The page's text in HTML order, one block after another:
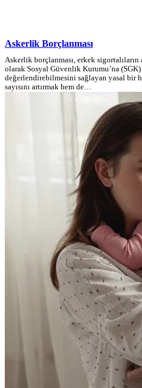
Askerlik Borçlanması
Askerlik borçlanması, erkek
olarak Sosyal Güvenlik Kurumu’na
değerlendirebilmesini sağlayan yasal bir
sayısını artırmak hem de…